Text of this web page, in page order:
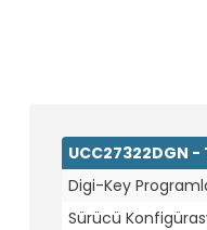
UCC27322DGN -
Digi-Key
Sürücü